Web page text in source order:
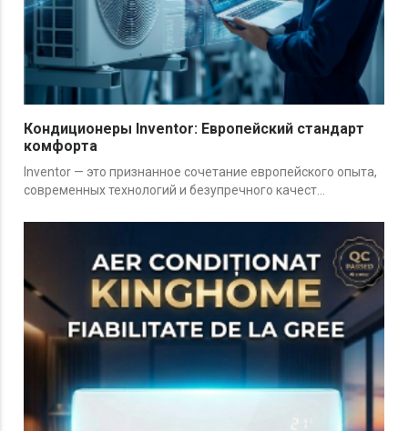
Кондиционеры Inventor: Европейский стандарт
комфорта
Inventor — это признанное сочетание европейского опыта,
современных технологий и безупречного качест...